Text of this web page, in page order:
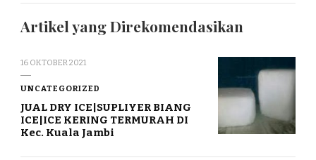
Artikel yang Direkomendasikan
16 OKTOBER 2021
UNCATEGORIZED
JUAL DRY ICE|SUPLIYER BIANG
ICE|ICE KERING TERMURAH DI
Kec. Kuala Jambi